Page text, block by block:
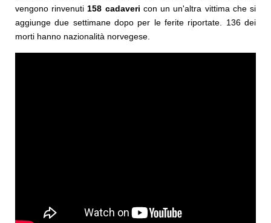
vengono rinvenuti 158 cadaveri con un un'altra vittima che si
aggiunge due settimane dopo per le ferite riportate. 136 dei
morti hanno nazionalità norvegese.